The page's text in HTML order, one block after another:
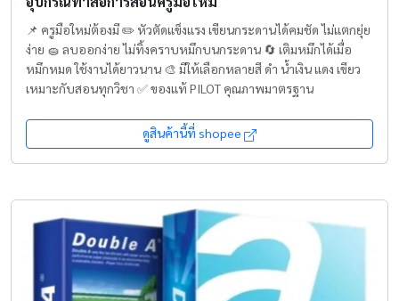
📌 ครูมือใหม่ต้องมี ✏️ หัวตัดแข็งแรง เขียนกระดานได้คมชัด ไม่แตกยุ่ย
ง่าย 🧽 ลบออกง่าย ไม่ทิ้งคราบหมึกบนกระดาน 🔄 เติมหมึกได้เมื่อ
หมึกหมด ใช้งานได้ยาวนาน 🎨 มีให้เลือกหลายสี ดำ น้ำเงิน แดง เขียว
เหมาะกับสอนทุกวิชา ✅ ของแท้ PILOT คุณภาพมาตรฐาน
ดูสินค้านี้ที่ shopee